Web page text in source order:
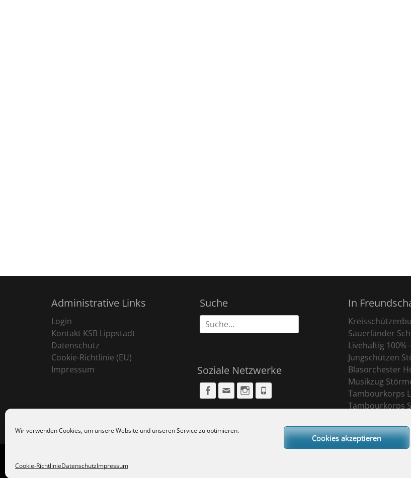
Wir verwenden Cookies, um unsere Website und unseren Service zu optimieren.
Cookies akzeptieren
Cookie-RichtlinieDatenschutzImpressum
Administrative Links
Login
Kontakt KSB Lippstadt
Datenschutz
Cookie-Richtlinie (EU)
Impressum
Suche
Suche
nach:
Soziale Netzwerke
Facebook
Email Instagram
In
Sauerländer
Livehaftig 100%
Jungschützen
Blasorchester
Musikzug
Tambourkorps
Tambourkorps